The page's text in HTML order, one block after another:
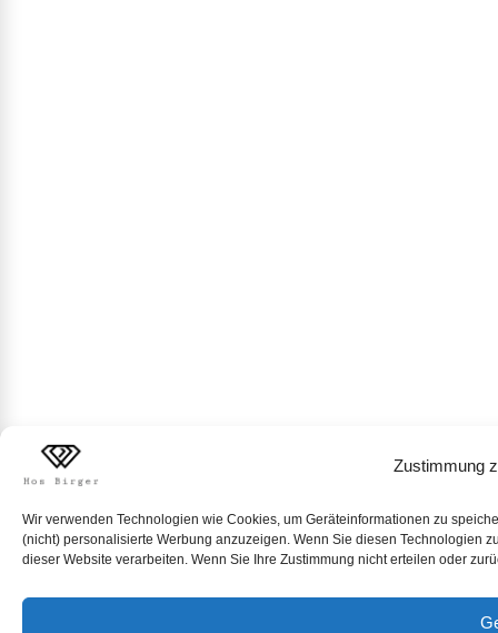
Zustimmung
Wir verwenden Technologien wie Cookies, um Geräteinformationen zu
(nicht) personalisierte Werbung anzuzeigen. Wenn Sie diesen Technologien
dieser Website verarbeiten. Wenn Sie Ihre Zustimmung nicht erteilen oder